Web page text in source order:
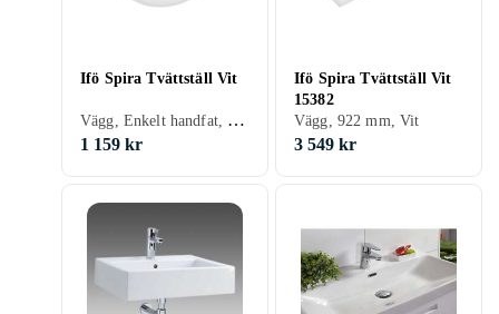
Ifö Spira Tvättställ Vit
Vägg, Enkelt handfat, 400 mm, Vit
1 159 kr
Ifö Spira Tvättställ Vit
15382
Vägg, 922 mm, Vit
3 549 kr